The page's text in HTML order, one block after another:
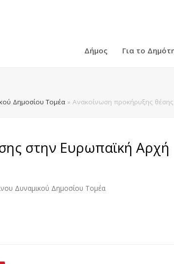
Δήμος Για το
Δημοσίου Τομέα » Ανακοίνωση προκήρυξης
στην Ευρωπαϊκή Αρχή
Δυναμικού Δημοσίου Τομέα